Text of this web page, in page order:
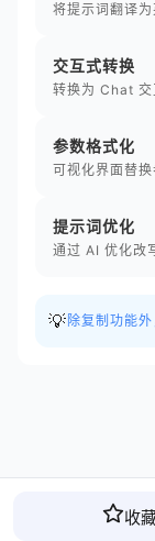
将提示词翻译
交互式转换
转换为 Chat 交
参数格式化
可视化界面替
提示词优化
通过 AI 优化改
💡 除复制功能
收